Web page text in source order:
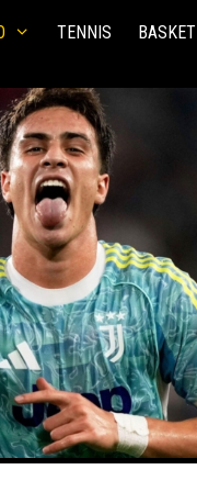
TENNIS BASKET